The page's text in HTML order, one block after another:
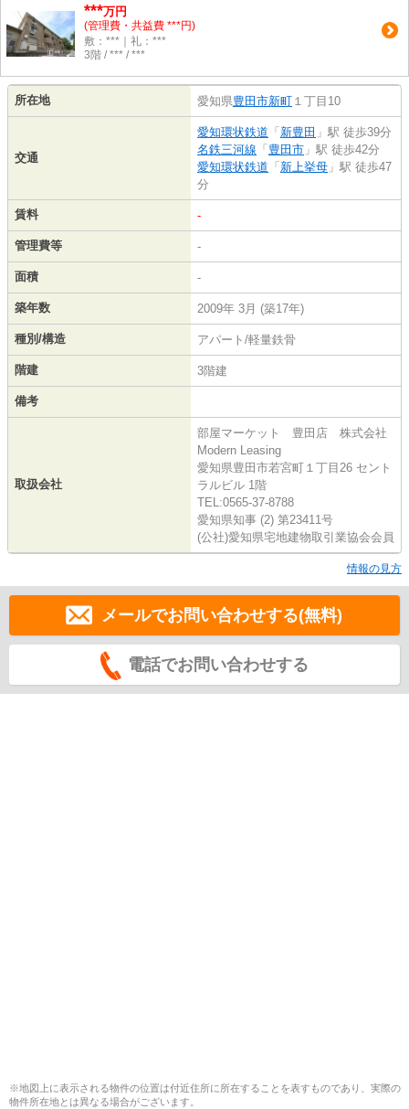
***万円
(管理費・共益費 ***円)
敷：***｜礼：***
3階 / *** / ***
所在地 愛知県豊田市新町 １丁目10
交通
愛知環状鉄道 「 新豊田 」駅 徒歩39分
名鉄三河線 「 豊田市 」駅 徒歩42分
愛知環状鉄道 「 新上挙母 」駅 徒歩47
分
賃料 -
管理費等 -
面積 -
築年数 2009年 3月 (築17年)
種別/構造 アパート/軽量鉄骨
階建 3階建
備考
取扱会社
部屋マーケット 豊田店 株式会社
Modern Leasing
愛知県豊田市若宮町１丁目26 セント
ラルビル 1階
TEL:0565-37-8788
愛知県知事 (2) 第23411号
(公社)愛知県宅地建物取引業協会会員
情報の見方
メールでお問い合わせする(無料)
電話でお問い合わせする
※地図上に表示される物件の位置は付近住所に所在することを表すものであり、実際の
物件所在地とは異なる場合がございます。